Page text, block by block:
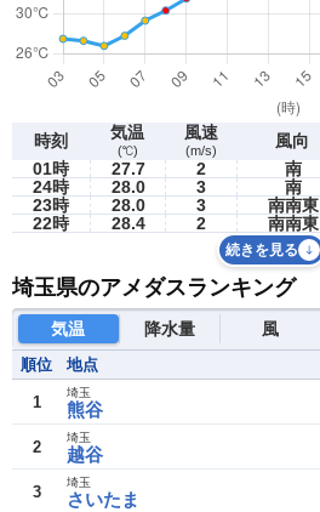
時刻 気温
(℃)
風速
(m/s) 風向
01時 27.7 2 南
24時
28.0 3 南
23時
28.0 3 南南東
22時
28.4 2 南南東
続きを見る
埼玉県のアメダスランキング
気温 降水量 風
順位 地点
1 熊谷
埼玉
2 越谷
埼玉
3 さいたま
埼玉